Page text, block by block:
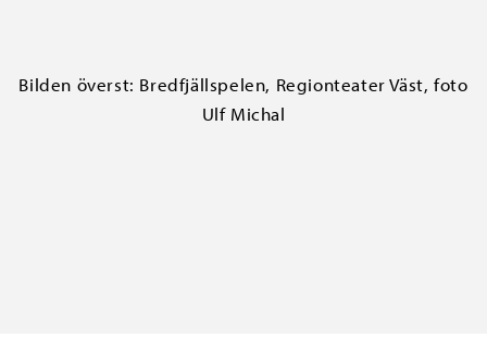
Bilden överst: Bredfjällspelen, Regionteater Väst, foto
Ulf Michal